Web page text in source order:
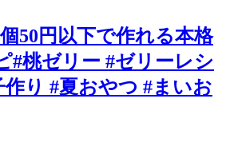
個50円以下で作れる本格
#桃ゼリー #ゼリーレシ
作り #夏おやつ #まいお